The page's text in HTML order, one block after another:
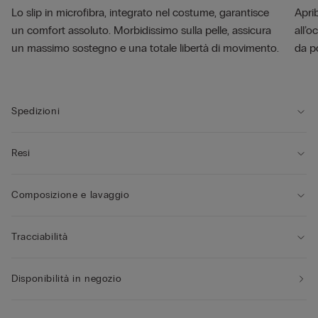
Lo slip in microfibra, integrato nel costume, garantisce
un comfort assoluto. Morbidissimo sulla pelle, assicura
un massimo sostegno e una totale libertà di movimento.
da
Spedizioni
Resi
Composizione e lavaggio
Tracciabilità
Disponibilità in negozio